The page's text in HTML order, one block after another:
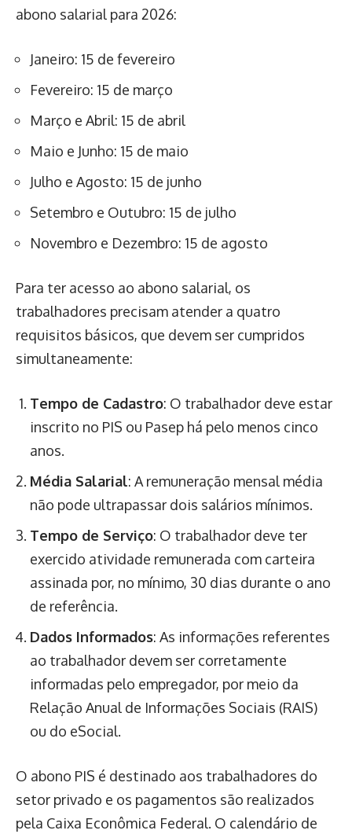
abono salarial para 2026:
Janeiro: 15 de fevereiro
Fevereiro: 15 de março
Março e Abril: 15 de abril
Maio e Junho: 15 de maio
Julho e Agosto: 15 de junho
Setembro e Outubro: 15 de julho
Novembro e Dezembro: 15 de agosto
Para ter acesso ao abono salarial, os
trabalhadores precisam atender a quatro
requisitos básicos, que devem ser cumpridos
simultaneamente:
Tempo de Cadastro: O trabalhador deve estar
inscrito no PIS ou Pasep há pelo menos cinco
anos.
Média Salarial: A remuneração mensal média
não pode ultrapassar dois salários mínimos.
Tempo de Serviço: O trabalhador deve ter
exercido atividade remunerada com carteira
assinada por, no mínimo, 30 dias durante o ano
de referência.
Dados Informados: As informações referentes
ao trabalhador devem ser corretamente
informadas pelo empregador, por meio da
Relação Anual de Informações Sociais (RAIS)
ou do eSocial.
O abono PIS é destinado aos trabalhadores do
setor privado e os pagamentos são realizados
pela Caixa Econômica Federal. O calendário de